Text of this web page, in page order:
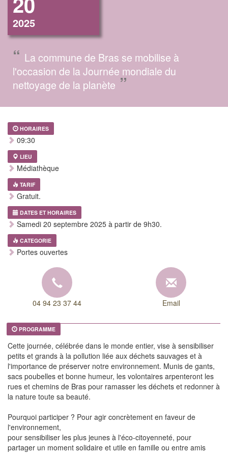
2025
“ La commune de Bras se mobilise à
l'occasion de la Journée mondiale du
nettoyage de la planète ”
HORAIRES
09:30
LIEU
Médiathèque
TARIF
Gratuit.
DATES ET HORAIRES
Samedi 20 septembre 2025 à partir de 9h30.
CATEGORIE
Portes ouvertes
04 94 23 37 44 Email
PROGRAMME
Cette journée, célébrée dans le monde entier, vise à sensibiliser
petits et grands à la pollution liée aux déchets sauvages et à
l'importance de préserver notre environnement. Munis de gants,
sacs poubelles et bonne humeur, les volontaires arpenteront les
rues et chemins de Bras pour ramasser les déchets et redonner à
la nature toute sa beauté.
Pourquoi participer ? Pour agir concrètement en faveur de
l'environnement,
pour sensibiliser les plus jeunes à l'éco-citoyenneté, pour
partager un moment solidaire et utile en famille ou entre amis